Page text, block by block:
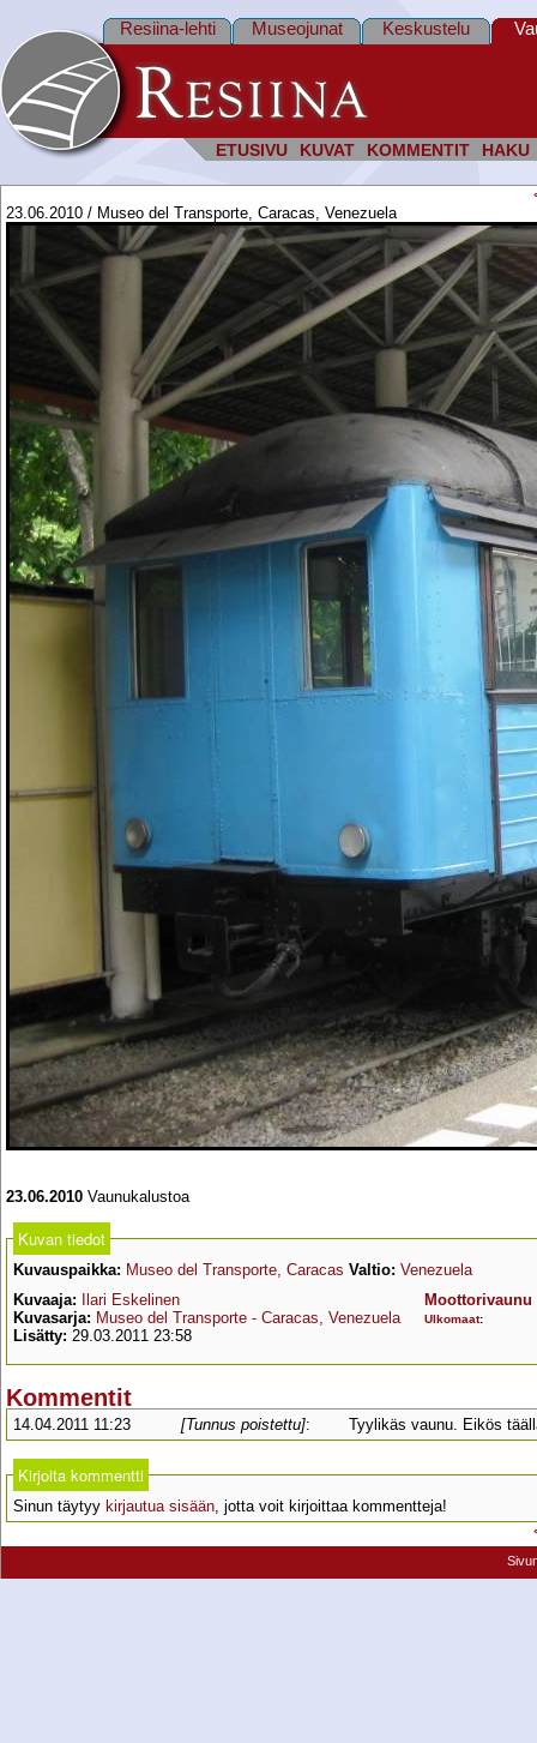
ETUSIVU KUVAT KOMMENTIT HAKU
Resiina-lehti Museojunat Keskustelu
23.06.2010 / Museo del Transporte, Caracas, Venezuela
23.06.2010 Vaunukalustoa
Kuvan tiedot
Kuvauspaikka: Museo del Transporte, Caracas Valtio: Venezuela
Kuvaaja:
Ilari Eskelinen
Kuvasarja: Museo del Transporte - Caracas, Venezuela
Lisätty: 29.03.2011 23:58
Moottorivaunu
Ulkomaat:
Kommentit
14.04.2011 11:23 [Tunnus poistettu]: Tyylikäs vaunu. Eikös
Kirjoita kommentti
Sinun täytyy kirjautua sisään, jotta voit kirjoittaa kommentteja!